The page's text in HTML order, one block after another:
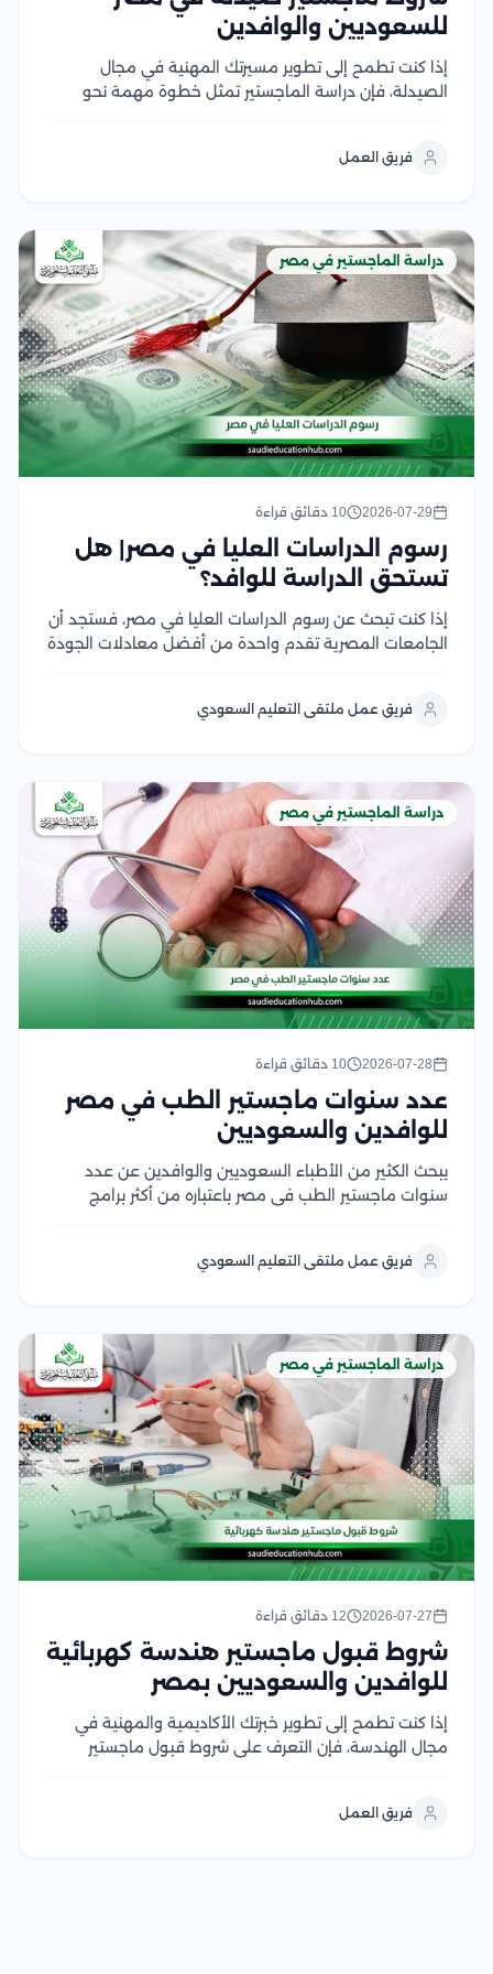
للسعوديين والوافدين
إذا كنت تطمح إلى تطوير مسيرتك المهنية في مجال
الصيدلة، فإن دراسة الماجستير تمثل خطوة مهمة نحو
القبول، والوثائق المطلوبة، وآلية التسجيل في الجامعات...
فريق العمل
دراسة الماجستير في مصر
2026-07-29 10 دقائق قراءة
رسوم الدراسات العليا في مصر| هل
تستحق الدراسة للوافد؟
إذا كنت تبحث عن رسوم الدراسات العليا في مصر، فستجد أن
الجامعات المصرية تقدم واحدة من أفضل معادلات الجودة
والتخصص، والدرجة العلمية، مع وجود...
فريق عمل ملتقى التعليم السعودي
دراسة الماجستير في مصر
2026-07-28 10 دقائق قراءة
عدد سنوات ماجستير الطب في مصر
للوافدين والسعوديين
يبحث الكثير من الأطباء السعوديين والوافدين عن عدد
سنوات ماجستير الطب في مصر باعتباره من أكثر برامج
كما يهتم الأطباء بمعرفة مدة دراسة الماجستير في...
فريق عمل ملتقى التعليم السعودي
دراسة الماجستير في مصر
2026-07-27 12 دقائق قراءة
شروط قبول ماجستير هندسة كهربائية
للوافدين والسعوديين بمصر
إذا كنت تطمح إلى تطوير خبرتك الأكاديمية والمهنية في
مجال الهندسة، فإن التعرف على شروط قبول ماجستير
متقدمة تجمع بين الجانب الأكاديمي والتطبيقي، مع...
فريق العمل